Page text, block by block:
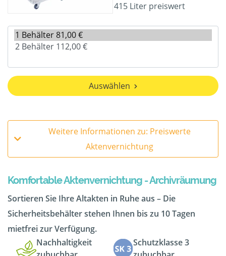
415 Liter preiswert
Auswählen
Weitere Informationen zu: Preiswerte
Aktenvernichtung
Komfortable Aktenvernichtung - Archivräumung
Sortieren Sie Ihre Altakten in Ruhe aus – Die
Sicherheitsbehälter stehen Ihnen bis zu 10 Tagen
mietfrei zur Verfügung.
Nachhaltigkeit
Schutzklasse 3